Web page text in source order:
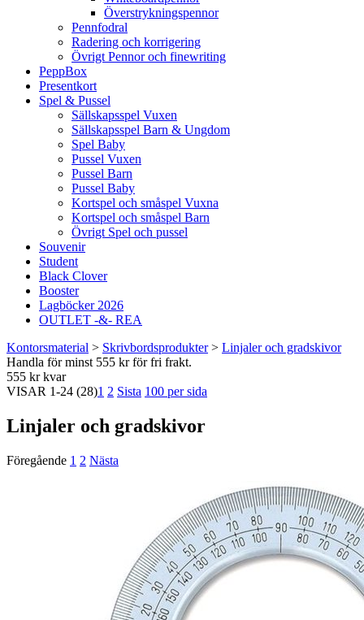
Överstrykningspennor
Pennfodral
Radering och korrigering
Övrigt Pennor och finewriting
PeppBox
Presentkort
Spel & Pussel
Sällskapsspel Vuxen
Sällskapsspel Barn & Ungdom
Spel Baby
Pussel Vuxen
Pussel Barn
Pussel Baby
Kortspel och småspel Vuxna
Kortspel och småspel Barn
Övrigt Spel och pussel
Souvenir
Student
Black Clover
Booster
Lagböcker 2026
OUTLET -&- REA
Kontorsmaterial > Skrivbordsprodukter> Linjaler och gradskivor
Handla för minst 555 kr för fri frakt.
555 kr kvar
VISAR 1-24 (28)1 2 Sista 100 per sida
Linjaler och gradskivor
Föregående 1 2 Nästa